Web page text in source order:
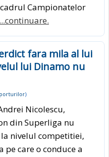
Campionatelor
...continuare.
fara mila al lui
lui Dinamo nu
)
Nicolescu,
din Superliga nu
nivelul competitiei,
pe care o conduce a